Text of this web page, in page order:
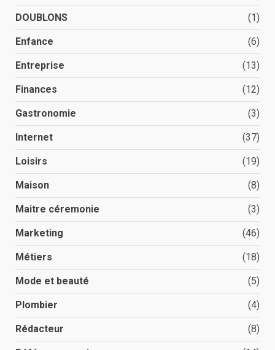
DOUBLONS (1)
Enfance (6)
Entreprise (13)
Finances (12)
Gastronomie (3)
Internet (37)
Loisirs (19)
Maison (8)
Maitre céremonie (3)
Marketing (46)
Métiers (18)
Mode et beauté (5)
Plombier (4)
Rédacteur (8)